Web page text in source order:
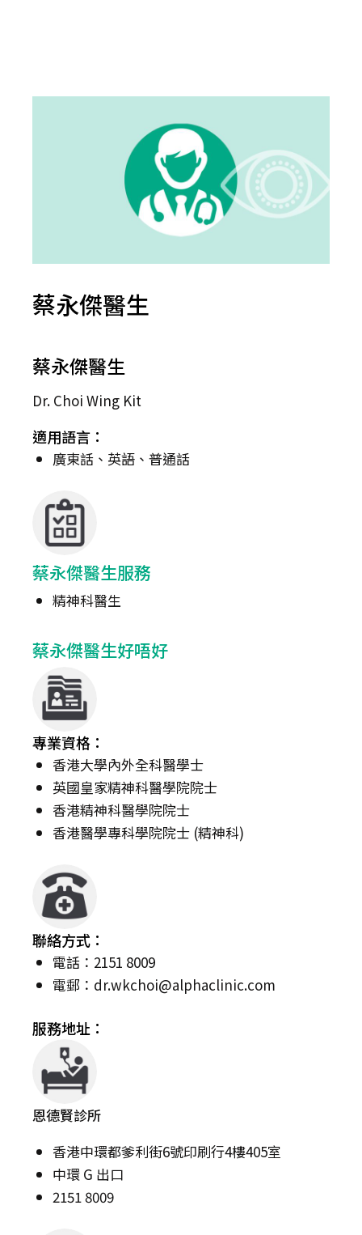
蔡永傑醫生
蔡永傑醫生
Dr. Choi Wing Kit
適用語言：
廣東話、英語、普通話
蔡永傑醫生服務
精神科醫生
蔡永傑醫生好唔好
專業資格：
香港大學內外全科醫學士
英國皇家精神科醫學院院士
香港精神科醫學院院士
香港醫學專科學院院士 (精神科)
聯絡方式：
電話：2151 8009
電郵： dr.wkchoi@alphaclinic.com
服務地址：
恩德賢診所
香港中環都爹利街6號印刷行4樓405室
中環 G 出口
2151 8009